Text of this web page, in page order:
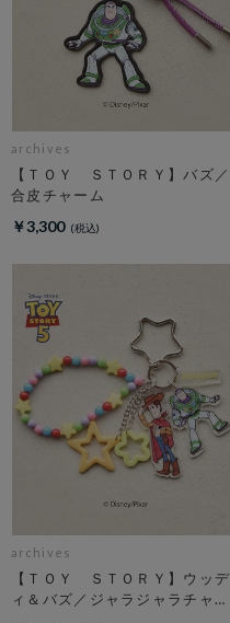
archives
【ＴＯＹ ＳＴＯＲＹ】バズ／
合皮チャーム
￥3,300
archives
【ＴＯＹ ＳＴＯＲＹ】ウッデ
ィ＆バズ／ジャラジャラチャー